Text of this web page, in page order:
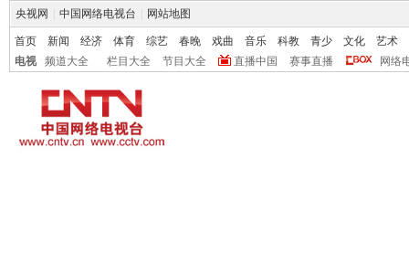
央视网 中国网络电视台 网站地图
首页 新闻 经济 体育 综艺 春晚 戏曲 音乐 科教 青少 文化
艺术
电视
频道大全 栏目大全 节目大全 直播中国 赛事直播 网络